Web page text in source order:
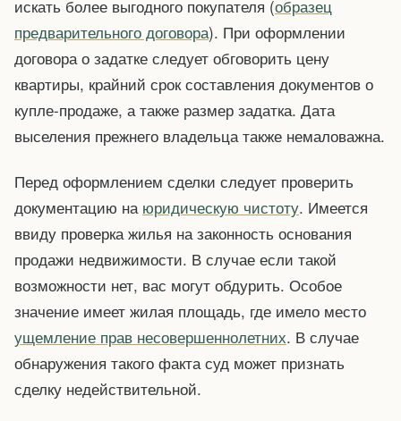
искать более выгодного покупателя (образец
предварительного договора). При оформлении
договора о задатке следует обговорить цену
квартиры, крайний срок составления документов о
купле-продаже, а также размер задатка. Дата
выселения прежнего владельца также немаловажна.
Перед оформлением сделки следует проверить
документацию на юридическую чистоту. Имеется
ввиду проверка жилья на законность основания
продажи недвижимости. В случае если такой
возможности нет, вас могут обдурить. Особое
значение имеет жилая площадь, где имело место
ущемление прав несовершеннолетних. В случае
обнаружения такого факта суд может признать
сделку недействительной.